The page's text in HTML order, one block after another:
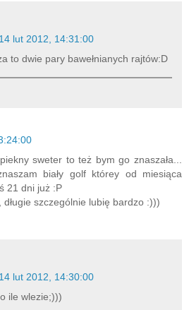
14 lut 2012, 14:31:00
to dwie pary bawełnianych rajtów:D
sweter to też bym go znaszała...
biały golf którey od miesiąca
21 dni już :P
długie szczególnie lubię bardzo :)))
14 lut 2012, 14:30:00
ile wlezie;)))